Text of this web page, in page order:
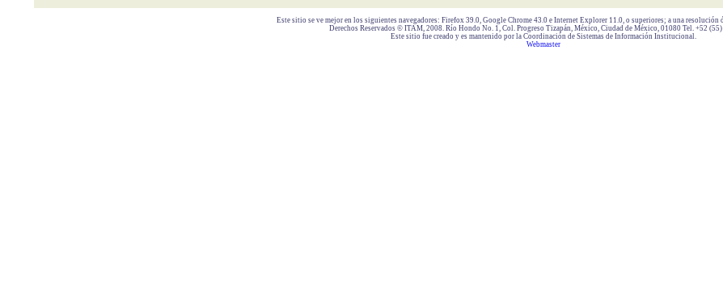
Este sitio se ve mejor en los siguientes navegadores: Firefox 39.0, Google Chrome 43.0 e Internet Explorer 11.0, o superiores; a una
Derechos Reservados © ITAM, 2008. Río Hondo No. 1, Col. Progreso Tizapán, México, Ciudad de México, 01080 Tel. +52
Este sitio fue creado y es mantenido por la Coordinación de Sistemas de Información Institucional.
Webmaster